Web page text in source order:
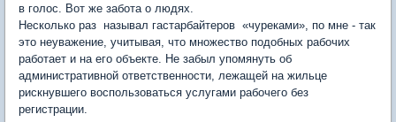
в голос. Вот же забота о людях.
Несколько раз называл гастарбайтеров «чуреками», по мне - так
это неуважение, учитывая, что множество подобных рабочих
работает и на его объекте. Не забыл упомянуть об
административной ответственности, лежащей на жильце
рискнувшего воспользоваться услугами рабочего без
регистрации.